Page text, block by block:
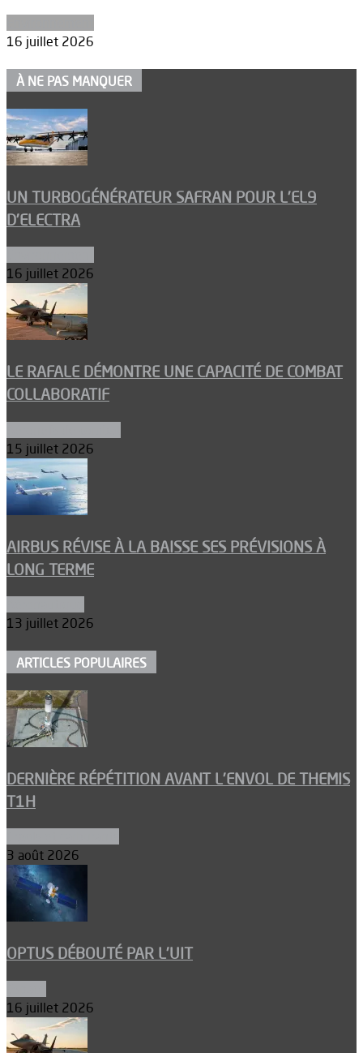
16 juillet 2026
À NE PAS MANQUER
UN TURBOGÉNÉRATEUR SAFRAN POUR L’EL9
D’ELECTRA
16 juillet 2026
LE RAFALE DÉMONTRE UNE CAPACITÉ DE COMBAT
COLLABORATIF
15 juillet 2026
AIRBUS RÉVISE À LA BAISSE SES PRÉVISIONS À
LONG TERME
13 juillet 2026
ARTICLES POPULAIRES
DERNIÈRE RÉPÉTITION AVANT L’ENVOL DE THEMIS
T1H
3 août 2026
OPTUS DÉBOUTÉ PAR L’UIT
16 juillet 2026